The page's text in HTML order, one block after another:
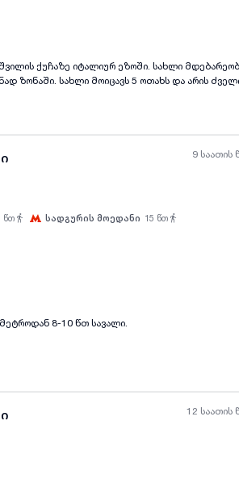
ქუჩაზე იტალიურ ეზოში. სახლი
ზონაში. სახლი მოიცავს 5 ოთახს და არის
და სველი წერტილი არის გამოყოფილი ცალკე
9 საათის
წთ სადგურის მოედანი 15 წთ
8-10 წთ სავალი.
12 საათის